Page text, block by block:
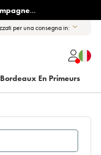
...
per una consegna in:
Bordeaux En Primeurs